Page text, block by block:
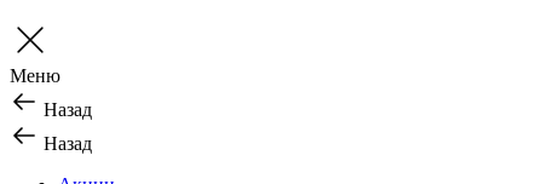
Меню
Назад
Назад